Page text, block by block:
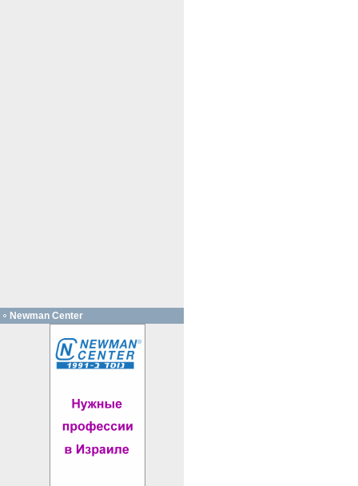
Newman Center